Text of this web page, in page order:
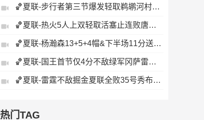
🏀夏联-步行者第三节爆发轻取鹈鹕河村勇辉5+5+12斯劳森22分
🏀夏联-热火5人上双轻取活塞止连败唐纳森20+8+10奥科里27分
🏀夏联-杨瀚森13+5+4帽&下半场11分送惊艳妙传开拓者力克掘金
🏀夏联-国王首节仅4分不敌绿军冈萨雷斯24+10+5塞纳克10+12
🏀夏联-雷霆不敌掘金夏联全败35号秀布拉齐尔32+6马拉14+7+6
热门TAG